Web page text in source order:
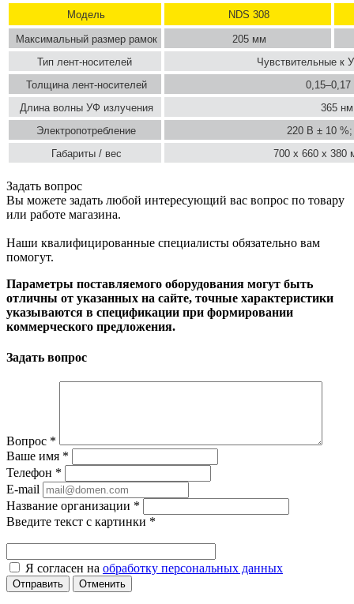
Модель NDS 308
Максимальный размер рамок
205 мм
Тип лент-носителей
Чувствительные к
Толщина лент-носителей
Длина волны УФ излучения
365 нм
Электропотребление
220 В ± 10
Габариты / вес
700 х 660 х 380
Задать вопрос
Вы можете задать любой интересующий вас вопрос по товару
или работе магазина.
Наши квалифицированные специалисты обязательно вам
помогут.
Параметры поставляемого оборудования могут быть
отличны от указанных на сайте, точные характеристики
указываются в спецификации при формировании
коммерческого предложения.
Задать вопрос
Вопрос *
Ваше имя *
Телефон *
E-mail
Название организации *
Введите текст с картинки *
Я согласен на обработку персональных данных
Отменить